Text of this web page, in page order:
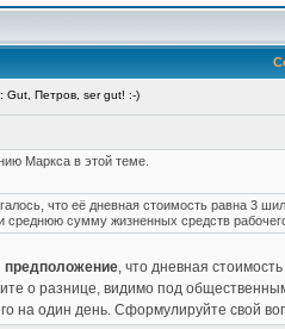
Gut, Петров, ser gut! :-)
Маркса в этой теме.
что её дневная стоимость равна 3
среднюю сумму жизненных средств
предположение, что дневная
о разнице, видимо под
на один день. Сформулируйте свой